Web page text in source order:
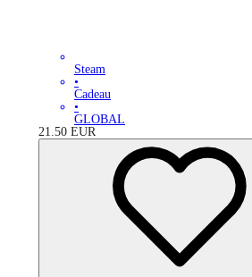
Steam
•
Cadeau
•
GLOBAL
21.50 EUR